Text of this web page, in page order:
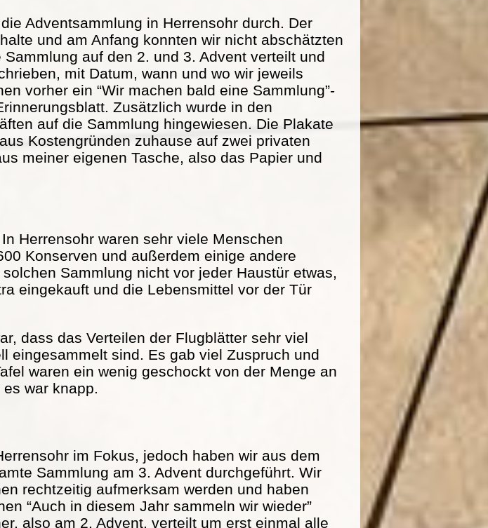
Adventsammlung in Herrensohr durch. Der
und am Anfang konnten wir nicht abschätzten
auf den 2. und 3. Advent verteilt und
mit Datum, wann und wo wir jeweils
vorher ein “Wir machen bald eine Sammlung”-
Zusätzlich wurde in den
auf die Sammlung hingewiesen. Die Plakate
Kostengründen zuhause auf zwei privaten
meiner eigenen Tasche, also das Papier und
Herrensohr waren sehr viele Menschen
Konserven und außerdem einige andere
Sammlung nicht vor jeder Haustür etwas,
eingekauft und die Lebensmittel vor der Tür
dass das Verteilen der Flugblätter sehr viel
eingesammelt sind. Es gab viel Zuspruch und
waren ein wenig geschockt von der Menge an
war knapp.
im Fokus, jedoch haben wir aus dem
Sammlung am 3. Advent durchgeführt. Wir
rechtzeitig aufmerksam werden und haben
“Auch in diesem Jahr sammeln wir wieder”
also am 2. Advent, verteilt um erst einmal alle